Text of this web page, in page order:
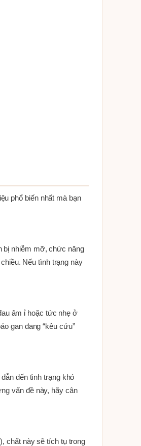
phổ biến nhất mà bạn
bị nhiễm mỡ, chức năng
Nếu tình trạng này
âm ỉ hoặc tức nhẹ ở
gan đang “kêu cứu”
đến tình trạng khó
vấn đề này, hãy cân
chất này sẽ tích tụ trong